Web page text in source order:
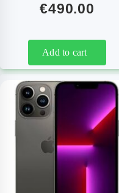
€490.00
Add to cart